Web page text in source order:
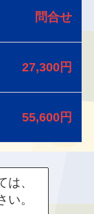
問合せ
27,300円
55,600円
、
。